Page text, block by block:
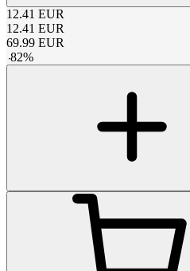
12.41 EUR
12.41 EUR
69.99 EUR
-82%